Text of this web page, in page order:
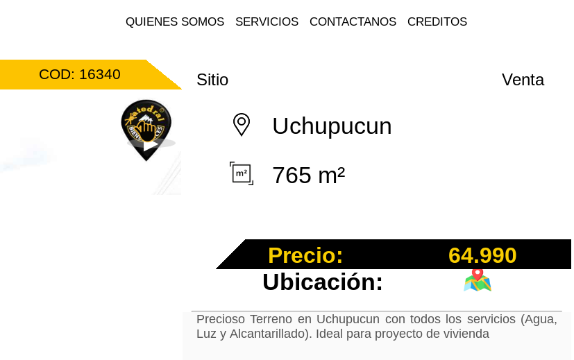
QUIENES SOMOS SERVICIOS CONTACTANOS CREDITOS
COD: 16340 Sitio Venta
Precio: 64.990
Uchupucun
765 m²
Ubicación: